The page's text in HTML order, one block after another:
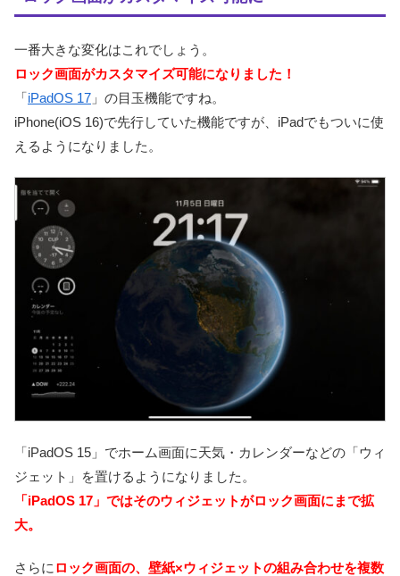
一番大きな変化はこれでしょう。
ロック画面がカスタマイズ可能になりました！
「iPadOS 17 」の目玉機能ですね。
iPhone(iOS 16)で先行していた機能ですが、iPadでもついに使
えるようになりました。
「iPadOS 15」でホーム画面に天気・カレンダーなどの「ウィ
ジェット」を置けるようになりました。
「iPadOS 17」ではそのウィジェットがロック画面にまで拡
大。
さらに ロック画面の、壁紙×ウィジェットの組み合わせを複数